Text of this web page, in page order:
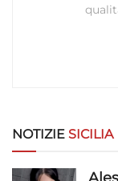
fonti di dati,
trasmesse
NOTIZIE SICILIA